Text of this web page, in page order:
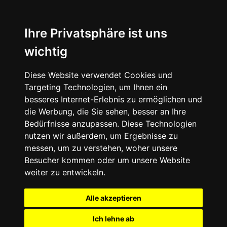
Ihre Privatsphäre ist uns
wichtig
Diese Website verwendet Cookies und
Targeting Technologien, um Ihnen ein
besseres Internet-Erlebnis zu ermöglichen und
die Werbung, die Sie sehen, besser an Ihre
Bedürfnisse anzupassen. Diese Technologien
nutzen wir außerdem, um Ergebnisse zu
messen, um zu verstehen, woher unsere
Besucher kommen oder um unsere Website
weiter zu entwickeln.
Alle akzeptieren
Ich lehne ab